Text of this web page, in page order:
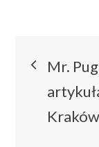
Mr.
Kraków